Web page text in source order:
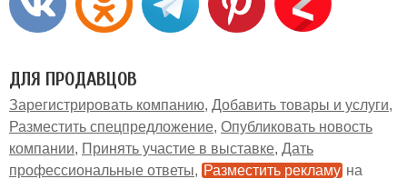
ДЛЯ ПРОДАВЦОВ
Зарегистрировать компанию Добавить товары и услуги
Разместить спецпредложение Опубликовать новость
компании
Принять участие в выставке Дать
профессиональные ответы
Разместить рекламу на